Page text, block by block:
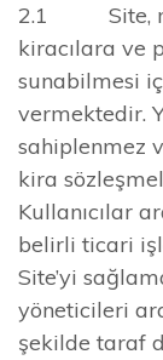
2.1 Site,
kiracılara ve
sunabilmesi
vermektedir.
sahiplenmez
kira
Kullanıcılar
belirli ticari
Site’yi
yöneticileri
şekilde taraf